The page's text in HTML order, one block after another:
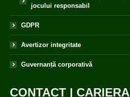
jocului responsabil
GDPR
Avertizor integritate
Guvernanță corporativă
CONTACT | CARIERA